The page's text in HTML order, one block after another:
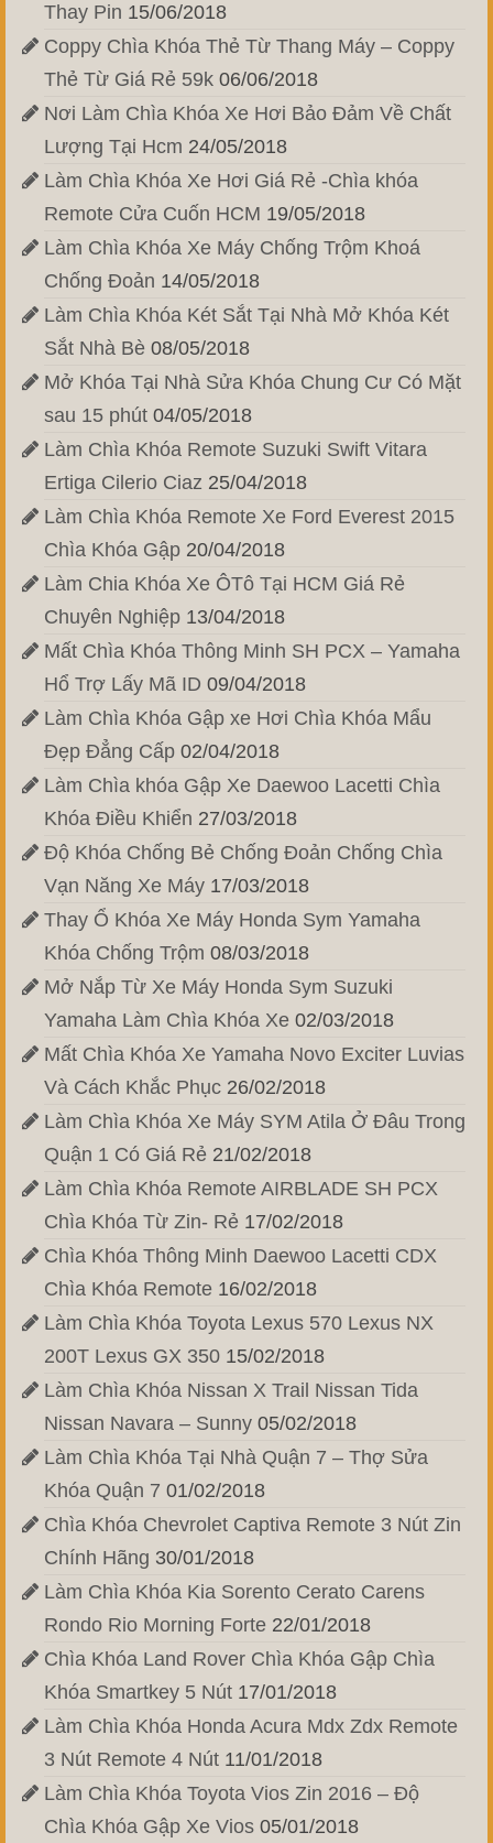
Thay Pin 15/06/2018
Coppy Chìa Khóa Thẻ Từ Thang Máy – Coppy
Thẻ Từ Giá Rẻ 59k 06/06/2018
Nơi Làm Chìa Khóa Xe Hơi Bảo Đảm Về Chất
Lượng Tại Hcm 24/05/2018
Làm Chìa Khóa Xe Hơi Giá Rẻ -Chìa khóa
Remote Cửa Cuốn HCM 19/05/2018
Làm Chìa Khóa Xe Máy Chống Trộm Khoá
Chống Đoản 14/05/2018
Làm Chìa Khóa Két Sắt Tại Nhà Mở Khóa Két
Sắt Nhà Bè 08/05/2018
Mở Khóa Tại Nhà Sửa Khóa Chung Cư Có Mặt
sau 15 phút 04/05/2018
Làm Chìa Khóa Remote Suzuki Swift Vitara
Ertiga Cilerio Ciaz 25/04/2018
Làm Chìa Khóa Remote Xe Ford Everest 2015
Chìa Khóa Gập 20/04/2018
Làm Chia Khóa Xe ÔTô Tại HCM Giá Rẻ
Chuyên Nghiệp 13/04/2018
Mất Chìa Khóa Thông Minh SH PCX – Yamaha
Hổ Trợ Lấy Mã ID 09/04/2018
Làm Chìa Khóa Gập xe Hơi Chìa Khóa Mẩu
Đẹp Đẳng Cấp 02/04/2018
Làm Chìa khóa Gập Xe Daewoo Lacetti Chìa
Khóa Điều Khiển 27/03/2018
Độ Khóa Chống Bẻ Chống Đoản Chống Chìa
Vạn Năng Xe Máy 17/03/2018
Thay Ổ Khóa Xe Máy Honda Sym Yamaha
Khóa Chống Trộm 08/03/2018
Mở Nắp Từ Xe Máy Honda Sym Suzuki
Yamaha Làm Chìa Khóa Xe 02/03/2018
Mất Chìa Khóa Xe Yamaha Novo Exciter Luvias
Và Cách Khắc Phục 26/02/2018
Làm Chìa Khóa Xe Máy SYM Atila Ở Đâu Trong
Quận 1 Có Giá Rẻ 21/02/2018
Làm Chìa Khóa Remote AIRBLADE SH PCX
Chìa Khóa Từ Zin- Rẻ 17/02/2018
Chìa Khóa Thông Minh Daewoo Lacetti CDX
Chìa Khóa Remote 16/02/2018
Làm Chìa Khóa Toyota Lexus 570 Lexus NX
200T Lexus GX 350 15/02/2018
Làm Chìa Khóa Nissan X Trail Nissan Tida
Nissan Navara – Sunny 05/02/2018
Làm Chìa Khóa Tại Nhà Quận 7 – Thợ Sửa
Khóa Quận 7 01/02/2018
Chìa Khóa Chevrolet Captiva Remote 3 Nút Zin
Chính Hãng 30/01/2018
Làm Chìa Khóa Kia Sorento Cerato Carens
Rondo Rio Morning Forte 22/01/2018
Chìa Khóa Land Rover Chìa Khóa Gập Chìa
Khóa Smartkey 5 Nút 17/01/2018
Làm Chìa Khóa Honda Acura Mdx Zdx Remote
3 Nút Remote 4 Nút 11/01/2018
Làm Chìa Khóa Toyota Vios Zin 2016 – Độ
Chìa Khóa Gập Xe Vios 05/01/2018